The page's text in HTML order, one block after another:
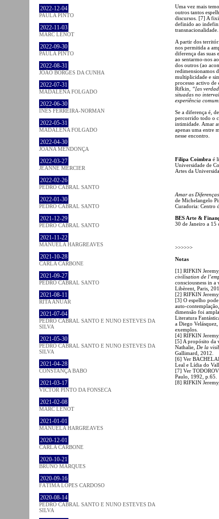
2022-12-04
PAULA PINTO
2022-11-03
MARC LENOT
2022-09-30
PAULA PINTO
2022-08-31
JOÃO BORGES DA CUNHA
2022-07-31
MADALENA FOLGADO
2022-06-30
INÊS FERREIRA-NORMAN
2022-05-31
MADALENA FOLGADO
2022-04-30
JOANA MENDONÇA
2022-03-27
JEANNE MERCIER
2022-02-26
PEDRO CABRAL SANTO
2022-01-30
PEDRO CABRAL SANTO
2021-12-29
PEDRO CABRAL SANTO
2021-11-22
MANUELA HARGREAVES
2021-10-28
CARLA CARBONE
2021-09-27
PEDRO CABRAL SANTO
2021-08-11
RITA ANUAR
2021-07-04
PEDRO CABRAL SANTO E NUNO ESTEVES DA
SILVA
2021-05-30
PEDRO CABRAL SANTO E NUNO ESTEVES DA
SILVA
2021-04-28
CONSTANÇA BABO
2021-03-17
VICTOR PINTO DA FONSECA
2021-02-08
MARC LENOT
2021-01-01
MANUELA HARGREAVES
2020-12-01
CARLA CARBONE
2020-10-21
BRUNO MARQUES
2020-09-16
FÁTIMA LOPES CARDOSO
2020-08-14
PEDRO CABRAL SANTO E NUNO ESTEVES DA
SILVA
Uma vez mais
outros tantos
discursos. [7] A
definido ao
transnacionalidade.
A partir dos
nos permitida a
diferença das suas
ao sentarmo-nos
dos outros (ao
redimensionamos
multiplicidade e
processo activo
Rifkin, “[as
situadas no
experiência
Se a diferença é,
percorrido todo o
intimidade. Amar
apenas uma entre
nesse encontro.
Filipa Coimbra é
Universidade de
Artes da
Amar as Diferenças
de Michelangelo
Curadoria: Centro
BES Arte &
30 de Janeiro a 15
>>>>>>
Notas
[1] RIFKIN
civilisation de
consciousness in
Libèrent, Paris,
[2] RIFKIN
[3] O espelho
auto-
dimensão foi
Literatura
a Diego
exemplos.
[4] RIFKIN
[5] A propósito da
Nathalie, De la
Gallimard, 2012.
[6] Ver
Leal e Lídia do
[7] Ver
Paulo, 1992, p.65.
[8] RIFKIN